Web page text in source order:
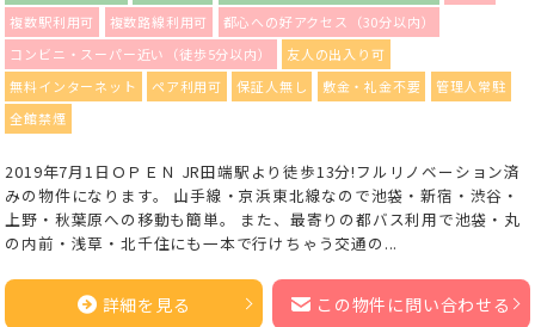
複数駅利用可
複数路線利用可
都心への好アクセス（30分以内）
コンビニ・スーパー近い（徒歩5分以内）
友人の出入り可
無料インターネット
ペア利用可 保証人無し 敷金・礼金不要
管理人常駐
全館禁煙
2019年7月1日ＯＰＥＮ JR田端駅より徒歩13分!フルリノベーション済
みの物件になります。 山手線・京浜東北線なので池袋・新宿・渋谷・
上野・秋葉原への移動も簡単。 また、最寄りの都バス利用で池袋・丸
の内前・浅草・北千住にも一本で行けちゃう交通の...
詳細を見る この物件に問い合わせる